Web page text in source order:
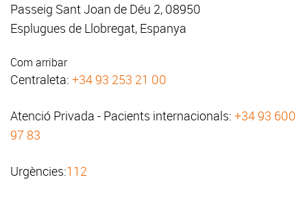
Passeig Sant Joan de Déu 2, 08950
Esplugues de Llobregat, Espanya
Com arribar
Centraleta: +34 93 253 21 00
Atenció Privada - Pacients internacionals: +34 93 600
97 83
Urgències:112